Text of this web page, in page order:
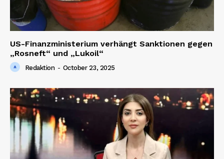
US-Finanzministerium verhängt Sanktionen gegen
„Rosneft“ und „Lukoil“
Redaktion - October 23, 2025